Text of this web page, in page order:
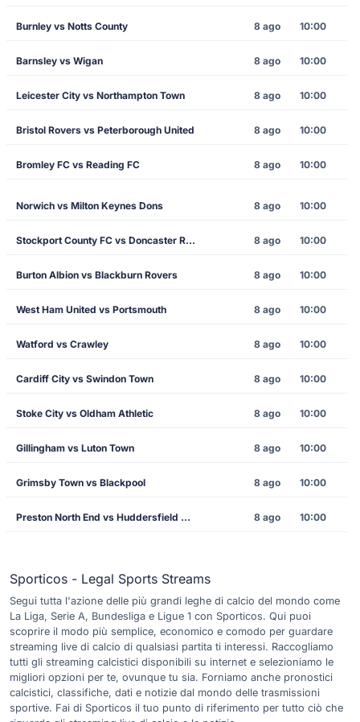
Burnley vs Notts County 8 ago 10:00
Barnsley vs Wigan 8 ago 10:00
Leicester City vs Northampton Town 8 ago 10:00
Bristol Rovers vs Peterborough United 8 ago 10:00
Bromley FC vs Reading FC 8 ago 10:00
Norwich vs Milton Keynes Dons 8 ago 10:00
Stockport County FC vs Doncaster Rovers 8 ago 10:00
Burton Albion vs Blackburn Rovers 8 ago 10:00
West Ham United vs Portsmouth 8 ago 10:00
Watford vs Crawley 8 ago 10:00
Cardiff City vs Swindon Town 8 ago 10:00
Stoke City vs Oldham Athletic 8 ago 10:00
Gillingham vs Luton Town 8 ago 10:00
Grimsby Town vs Blackpool 8 ago 10:00
Preston North End vs Huddersfield Town 8 ago 10:00
Sporticos - Legal Sports Streams
Segui tutta l'azione delle più grandi leghe di calcio del mondo come
La Liga, Serie A, Bundesliga e Ligue 1 con Sporticos. Qui puoi
scoprire il modo più semplice, economico e comodo per guardare
streaming live di calcio di qualsiasi partita ti interessi. Raccogliamo
tutti gli streaming calcistici disponibili su internet e selezioniamo le
migliori opzioni per te, ovunque tu sia. Forniamo anche pronostici
calcistici, classifiche, dati e notizie dal mondo delle trasmissioni
sportive. Fai di Sporticos il tuo punto di riferimento per tutto ciò che